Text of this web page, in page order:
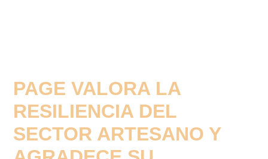
PAGE VALORA LA
RESILIENCIA DEL
SECTOR ARTESANO Y